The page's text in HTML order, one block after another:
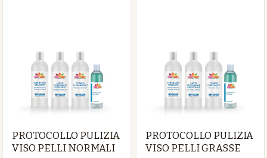
PROTOCOLLO PULIZIA
VISO PELLI NORMALI
PROTOCOLLO PULIZIA
VISO PELLI GRASSE